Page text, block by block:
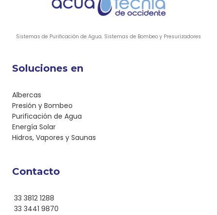
Sistemas de Purificación de Agua. Sistemas de Bombeo y Presurizadores
Soluciones en
Albercas
Presión y Bombeo
Purificación de Agua
Energía Solar
Hidros, Vapores y Saunas
Contacto
33 3812 1288
33 3441 9870